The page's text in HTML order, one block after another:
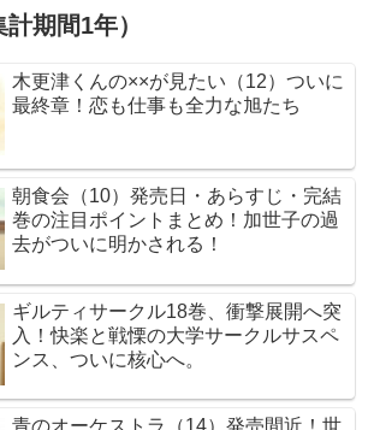
期間1年）
木更津くんの××が見たい（12）ついに
最終章！恋も仕事も全力な旭たち
朝食会（10）発売日・あらすじ・完結
巻の注目ポイントまとめ！加世子の過
去がついに明かされる！
ギルティサークル18巻、衝撃展開へ突
入！快楽と戦慄の大学サークルサスペ
ンス、ついに核心へ。